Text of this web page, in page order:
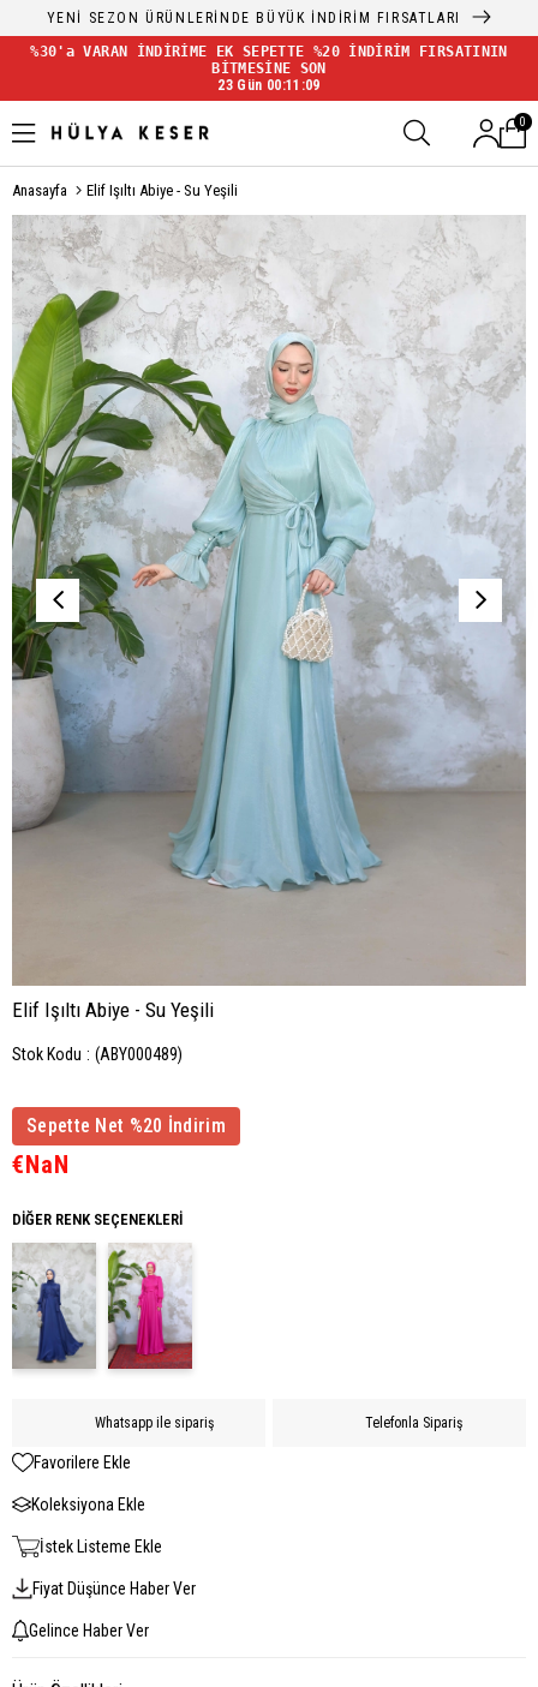
YENİ SEZON ÜRÜNLERİNDE BÜYÜK İNDİRİM FIRSATLARI
%30'a VARAN İNDİRİME EK SEPETTE %20 İNDİRİM FIRSATININ
BİTMESİNE SON
23 Gün 00:11:09
0
Anasayfa Elif Işıltı Abiye - Su Yeşili
Elif Işıltı Abiye - Su Yeşili
Stok Kodu (ABY000489)
Sepette Net %20 İndirim
€NaN
DIĞER RENK SEÇENEKLERI
Whatsapp ile sipariş Telefonla Sipariş
Favorilere Ekle
Koleksiyona Ekle
İstek Listeme Ekle
Fiyat Düşünce Haber Ver
Gelince Haber Ver